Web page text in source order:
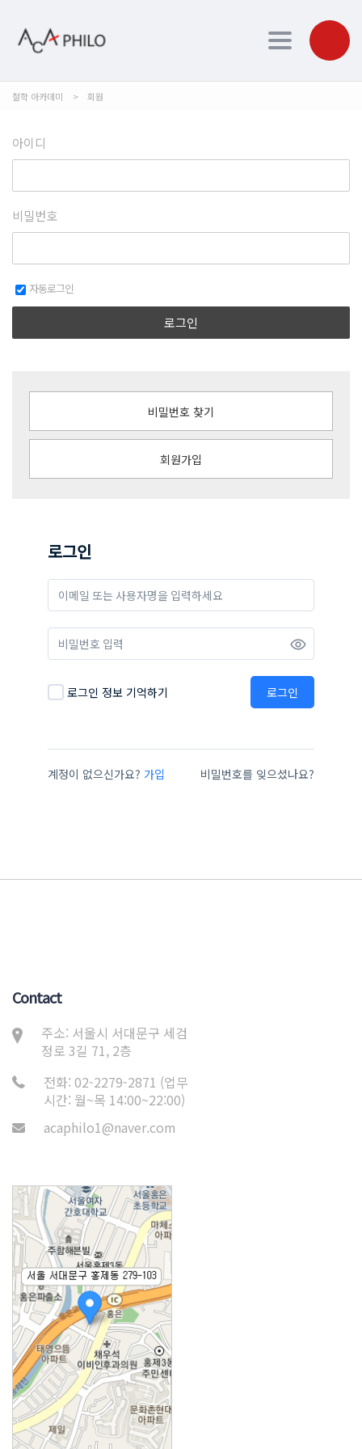
Toggle
철학 아카데미 > 회원
아이디
비밀번호
자동로그인
로그인
비밀번호 찾기
회원가입
로그인
로그인 정보 기억하기 로그인
계정이 없으신가요? 가입 비밀번호를 잊으셨나요?
Contact
주소: 서울시 서대문구 세검
정로 3길 71, 2층
전화: 02-2279-2871 (업무
시간: 월~목 14:00~22:00)
acaphilo1@naver.com